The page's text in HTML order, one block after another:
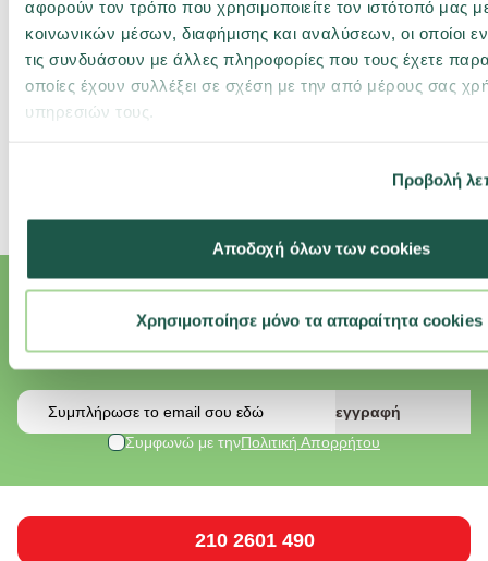
αφορούν τον τρόπο που χρησιμοποιείτε τον ιστότοπό μας
κοινωνικών μέσων, διαφήμισης και αναλύσεων, οι οποίοι
τις συνδυάσουν με άλλες πληροφορίες που τους έχετε
οποίες έχουν συλλέξει σε σχέση με την από μέρους σας
υπηρεσιών τους.
Προβολή
Αποδοχή όλων των cookies
Χρησιμοποίησε μόνο τα απαραίτητα cookies
Άμεσα διαθέσιμο
89,90 €
89.9€ / lt
Άμεσα διαθέσιμο
17,90 €
179€ / lt
εγγραφή
Συμφωνώ με τηνΠολιτική Απορρήτου
210 2601 490